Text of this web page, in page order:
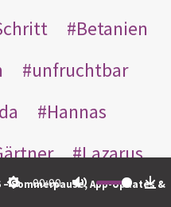
00:00
– Sommerpause, App-Updates &
Betanien
unfruchtbar
Hannas
Lazarus
Nikodemus